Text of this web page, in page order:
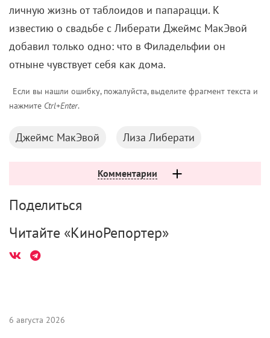
личную жизнь от таблоидов и папарацци. К
известию о свадьбе с Либерати Джеймс МакЭвой
добавил только одно: что в Филадельфии он
отныне чувствует себя как дома.
Если вы нашли ошибку, пожалуйста, выделите фрагмент текста и
нажмите Ctrl+Enter.
Джеймс МакЭвой Лиза Либерати
Комментарии
Поделиться
Читайте «КиноРепортер»
6 августа 2026